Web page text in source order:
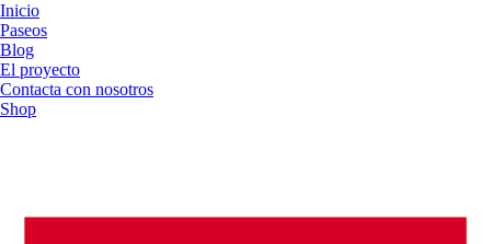
Inicio
Paseos
Blog
El proyecto
Contacta con nosotros
Shop